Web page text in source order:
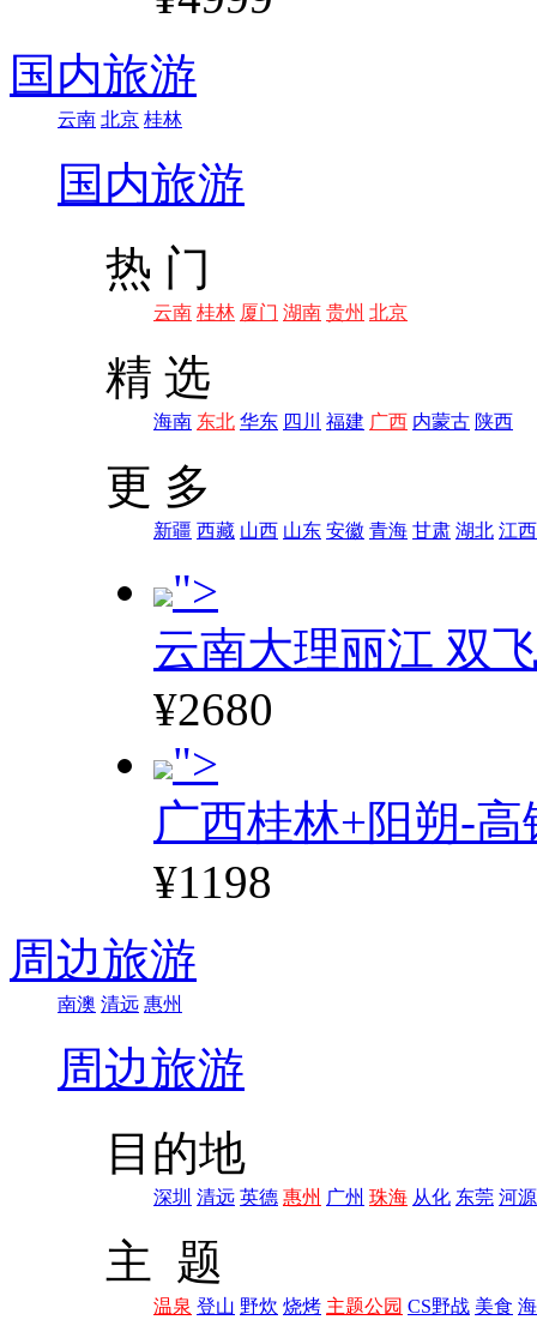
国内旅游
云南 北京 桂林
国内旅游
热 门
云南 桂林 厦门 湖南 贵州 北京
精 选
海南 东北 华东 四川 福建 广西 内蒙古 陕西
更 多
新疆 西藏 山西 山东 安徽 青海 甘肃 湖北 江西
">
云南大理丽江 双
¥2680
">
广西桂林+阳朔-高
¥1198
周边旅游
南澳 清远 惠州
周边旅游
目的地
深圳 清远 英德 惠州 广州 珠海 从化 东莞 河源
主 题
温泉 登山 野炊 烧烤 主题公园 CS野战 美食